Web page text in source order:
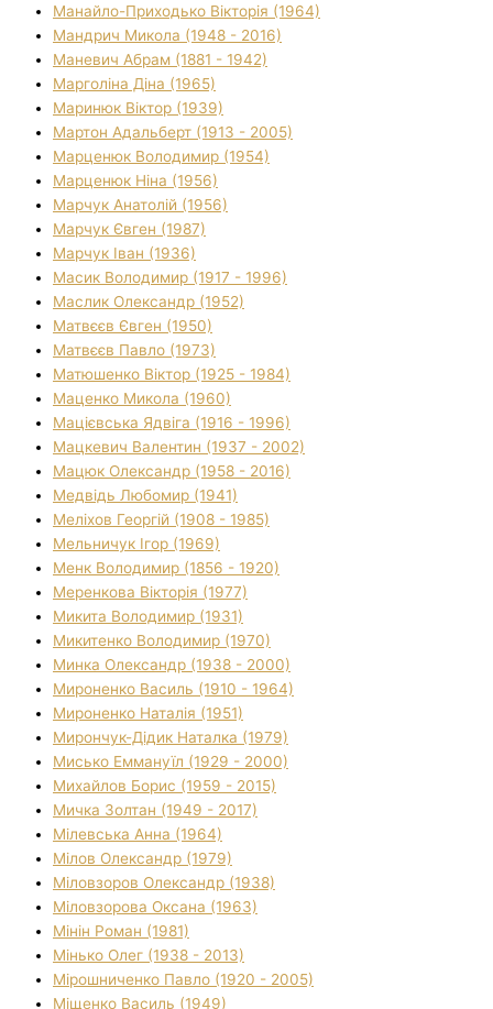
Манайло-Приходько Вікторія (1964)
Мандрич Микола (1948 - 2016)
Маневич Абрам (1881 - 1942)
Марголіна Діна (1965)
Маринюк Віктор (1939)
Мартон Адальберт (1913 - 2005)
Марценюк Володимир (1954)
Марценюк Ніна (1956)
Марчук Анатолій (1956)
Марчук Євген (1987)
Марчук Іван (1936)
Масик Володимир (1917 - 1996)
Маслик Олександр (1952)
Матвєєв Євген (1950)
Матвєєв Павло (1973)
Матюшенко Віктор (1925 - 1984)
Маценко Микола (1960)
Мацієвська Ядвіга (1916 - 1996)
Мацкевич Валентин (1937 - 2002)
Мацюк Олександр (1958 - 2016)
Медвідь Любомир (1941)
Меліхов Георгій (1908 - 1985)
Мельничук Ігор (1969)
Менк Володимир (1856 - 1920)
Меренкова Вікторія (1977)
Микита Володимир (1931)
Микитенко Володимир (1970)
Минка Олександр (1938 - 2000)
Мироненко Василь (1910 - 1964)
Мироненко Наталія (1951)
Мирончук-Дідик Наталка (1979)
Мисько Еммануїл (1929 - 2000)
Михайлов Борис (1959 - 2015)
Мичка Золтан (1949 - 2017)
Мілевська Анна (1964)
Мілов Олександр (1979)
Міловзоров Олександр (1938)
Міловзорова Оксана (1963)
Мінін Роман (1981)
Мінько Олег (1938 - 2013)
Мірошниченко Павло (1920 - 2005)
Міщенко Василь (1949)